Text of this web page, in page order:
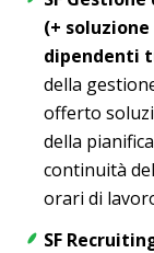
(+
dipendenti
della
offerto
della
continuità
orari di
SF